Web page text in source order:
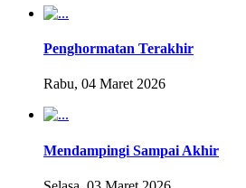
Penghormatan Terakhir
Rabu, 04 Maret 2026
Mendampingi Sampai Akhir